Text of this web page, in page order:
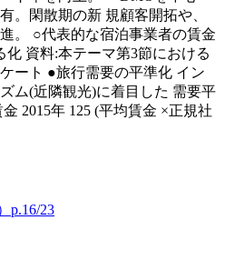
。閑散期の新 規顧客開拓や、
。 ○代表的な宿泊事業者の賃金
化 資料:本テーマ第3節における
ート ●旅行需要の平準化 イン
ム(近隣観光)に着目した 需要平
2015年 125 (平均賃金 ×正規社
p.16/23